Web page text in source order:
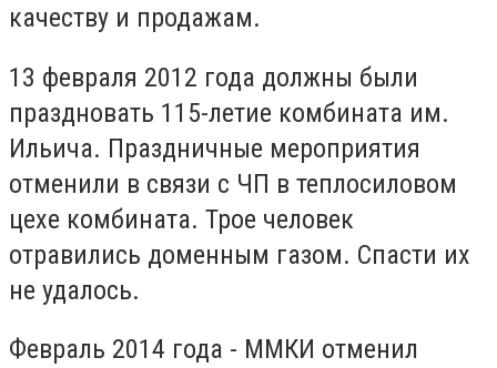
качеству и продажам.
13 февраля 2012 года должны были
праздновать 115-летие комбината им.
Ильича. Праздничные мероприятия
отменили в связи с ЧП в теплосиловом
цехе комбината. Трое человек
отравились доменным газом. Спасти их
не удалось.
Февраль 2014 года - ММКИ отменил